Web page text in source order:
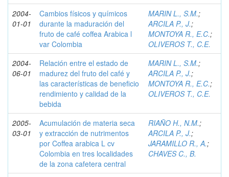
2004-
01-01
Cambios físicos y químicos
durante la maduración del
fruto de café coffea Arabica l
var Colombia
MARIN L., S.M.;
ARCILA P., J.;
MONTOYA R., E.C.;
OLIVEROS T., C.E.
2004-
06-01
Relación entre el estado de
madurez del fruto del café y
las características de beneficio
rendimiento y calidad de la
bebida
MARIN L., S.M.;
ARCILA P., J.;
MONTOYA R., E.C.;
OLIVEROS T., C.E.
2005-
03-01
Acumulación de materia seca
y extracción de nutrimentos
por Coffea arabica L cv
Colombia en tres localidades
de la zona cafetera central
RIAÑO H., N.M.;
ARCILA P., J.;
JARAMILLO R., A.;
CHAVES C., B.